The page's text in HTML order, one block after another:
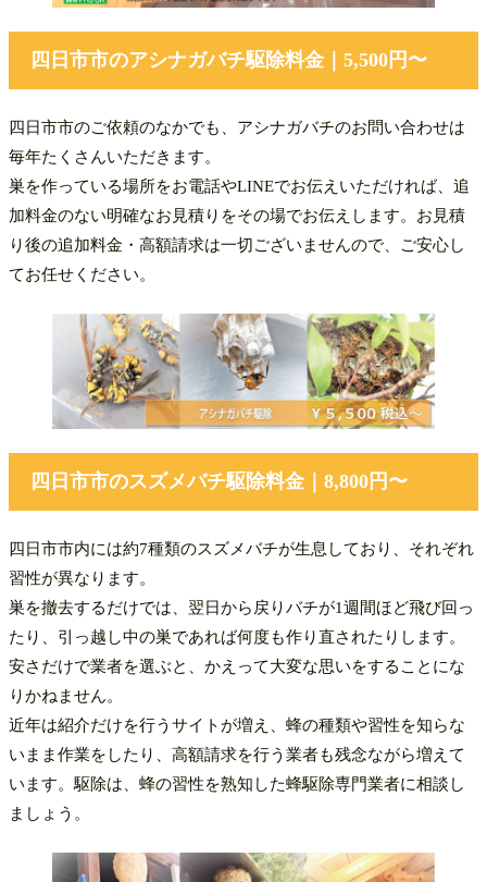
四日市市のアシナガバチ駆除料金｜5,500円〜
四日市市のご依頼のなかでも、アシナガバチのお問い合わせは
毎年たくさんいただきます。
巣を作っている場所をお電話やLINEでお伝えいただければ、追
加料金のない明確なお見積りをその場でお伝えします。お見積
り後の追加料金・高額請求は一切ございませんので、ご安心し
てお任せください。
四日市市のスズメバチ駆除料金｜8,800円〜
四日市市内には約7種類のスズメバチが生息しており、それぞれ
習性が異なります。
巣を撤去するだけでは、翌日から戻りバチが1週間ほど飛び回っ
たり、引っ越し中の巣であれば何度も作り直されたりします。
安さだけで業者を選ぶと、かえって大変な思いをすることにな
りかねません。
近年は紹介だけを行うサイトが増え、蜂の種類や習性を知らな
いまま作業をしたり、高額請求を行う業者も残念ながら増えて
います。駆除は、蜂の習性を熟知した蜂駆除専門業者に相談し
ましょう。